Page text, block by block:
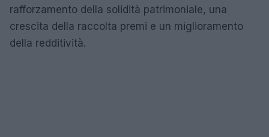
rafforzamento della solidità patrimoniale, una
crescita della raccolta premi e un miglioramento
della redditività.